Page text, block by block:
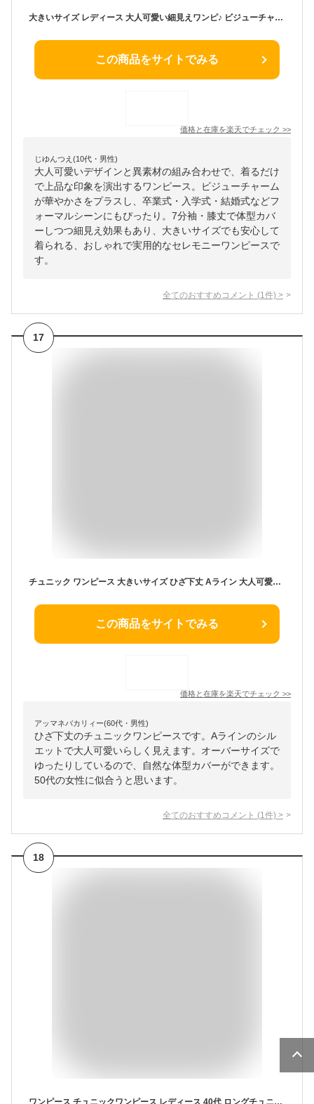
大きいサイズ レディース 大人可愛い細見えワンピ♪ ビジューチャーム付き異素材ワンピース ワンピース チュニック ビジュー フォーマル パーティー 卒業式 入学式 2次会 7分袖 無地 膝丈 卒園式 入園式 結婚式 セレモニー パーティードレス LL 2L 3L 4L 5L 黒 ブラック
この商品をサイトでみる
価格と在庫を楽天でチェック >>
じゆんつえ(10代・男性)
大人可愛いデザインと異素材の組み合わせで、着るだけ
で上品な印象を演出するワンピース。ビジューチャーム
が華やかさをプラスし、卒業式・入学式・結婚式などフ
ォーマルシーンにもぴったり。7分袖・膝丈で体型カバ
ーしつつ細見え効果もあり、大きいサイズでも安心して
着られる、おしゃれで実用的なセレモニーワンピースで
す。
全てのおすすめコメント (1 件) >
17
チュニック ワンピース 大きいサイズ ひざ下丈 Aライン 大人可愛い 夏 秋 半袖 きれい め オーバーサイズ ゆったり 着こなし 50代 トップス 体型カバー ワンピ 大きめ ナチュラル ドルマン ニットソー カットソー チュニックワンピ レディース 黒
この商品をサイトでみる
価格と在庫を楽天でチェック >>
アッマネバカリィー(60代・男性)
ひざ下丈のチュニックワンピースです。Aラインのシル
エットで大人可愛いらしく見えます。オーバーサイズで
ゆったりしているので、自然な体型カバーができます。
50代の女性に似合うと思います。
全てのおすすめコメント (1 件) >
18
ワンピース チュニックワンピース レディース 40代 ロングチュニック 体型カバー aライン 膝丈 長袖 ひざたけ ゆったり 大きいサイズ 50代 30代 着痩せ 秋冬 通勤 着痩せ コーデュロイ 大きいサイズ ママワンピース 通勤 30代 50代